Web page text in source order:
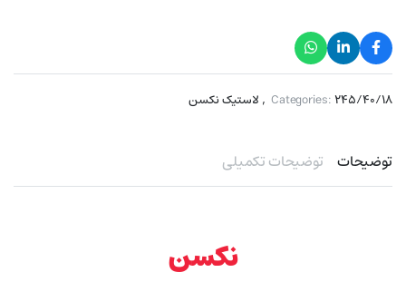
Categories:۲۴۵/۴۰/۱۸ , لاستیک نکسن
توضیحات توضیحات تکمیلی
نکسن